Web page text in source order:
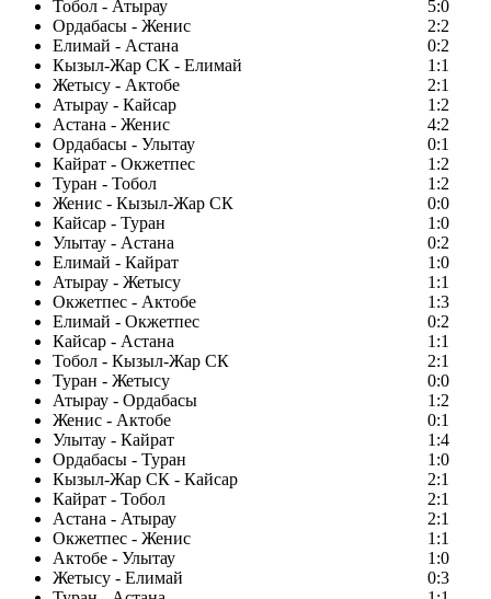
Тобол - Атырау
5:0
Ордабасы - Женис
2:2
Елимай - Астана
0:2
Кызыл-Жар СК - Елимай
1:1
Жетысу - Актобе
2:1
Атырау - Кайсар
1:2
Астана - Женис
4:2
Ордабасы - Улытау
0:1
Кайрат - Окжетпес
1:2
Туран - Тобол
1:2
Женис - Кызыл-Жар СК
0:0
Кайсар - Туран
1:0
Улытау - Астана
0:2
Елимай - Кайрат
1:0
Атырау - Жетысу
1:1
Окжетпес - Актобе
1:3
Елимай - Окжетпес
0:2
Кайсар - Астана
1:1
Тобол - Кызыл-Жар СК
2:1
Туран - Жетысу
0:0
Атырау - Ордабасы
1:2
Женис - Актобе
0:1
Улытау - Кайрат
1:4
Ордабасы - Туран
1:0
Кызыл-Жар СК - Кайсар
2:1
Кайрат - Тобол
2:1
Астана - Атырау
2:1
Окжетпес - Женис
1:1
Актобе - Улытау
1:0
Жетысу - Елимай
0:3